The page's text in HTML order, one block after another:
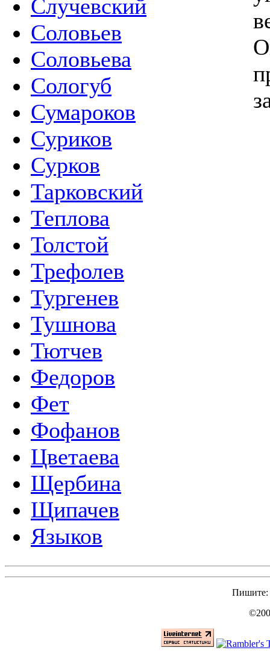
Случевский
Соловьев
Соловьева
Сологуб
Сумароков
Суриков
Сурков
Тарковский
Теплова
Толстой
Трефолев
Тургенев
Тушнова
Тютчев
Федоров
Фет
Фофанов
Цветаева
Щербина
Щипачев
Языков
Пишите: